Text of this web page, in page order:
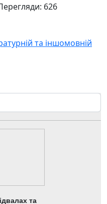
626
та іншомовній
тиждень науки у
– це запорука
та